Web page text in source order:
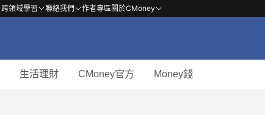
跨領域學習 聯絡我們 作者專區關於CMoney
生活理財 CMoney官方 Money錢